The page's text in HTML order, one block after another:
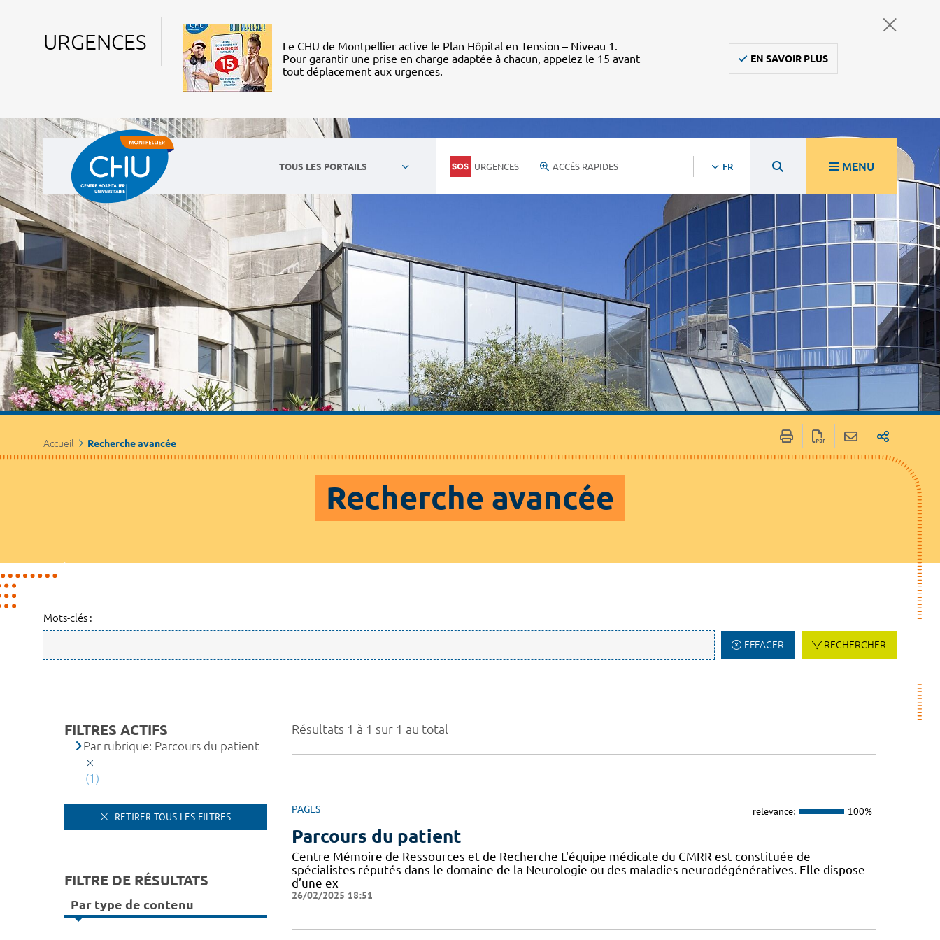
URGENCES
Le CHU de Montpellier active le Plan Hôpital en Tension – Niveau 1.
Pour garantir une prise en charge adaptée à chacun, appelez le 15 avant
tout déplacement aux urgences.
EN SAVOIR PLUS
TOUS LES PORTAILS URGENCES ACCÈS RAPIDES FR MENU
Accueil Recherche avancée
Recherche avancée
Mots-clés :
EFFACER RECHERCHER
Résultats 1 à 1 sur 1 au total
PAGES relevance: 100%
Parcours du patient
Centre Mémoire de Ressources et de Recherche L'équipe médicale du CMRR est constituée de
spécialistes réputés dans le domaine de la Neurologie ou des maladies neurodégénératives. Elle dispose
d’une ex
26/02/2025 18:51
FILTRES ACTIFS
Par rubrique: Parcours du patient
(1)
RETIRER TOUS LES FILTRES
FILTRE DE RÉSULTATS
Par type de contenu